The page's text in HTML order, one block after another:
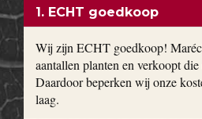
1. ECHT goedkoop
Wij zijn ECHT goedkoop!
aantallen planten en verkoopt die
Daardoor beperken wij onze
laag.